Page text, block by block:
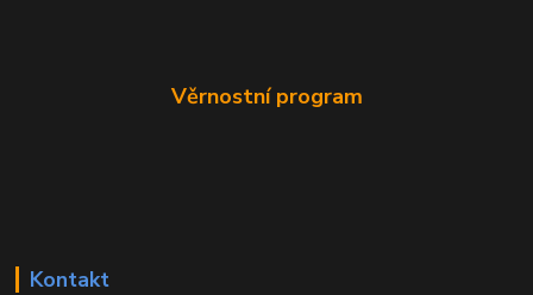
Věrnostní program
Kontakt